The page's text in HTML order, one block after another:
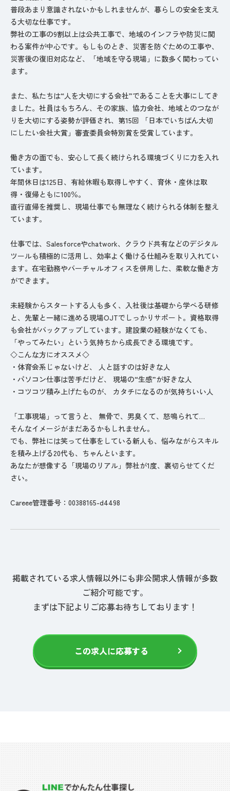
普段あまり意識されないかもしれませんが、暮らしの安全を支え
る大切な仕事です。
弊社の工事の9割以上は公共工事で、地域のインフラや防災に関
わる案件が中心です。もしものとき、災害を防ぐための工事や、
災害後の復旧対応など、「地域を守る現場」に数多く関わってい
ます。
また、私たちは“人を大切にする会社”であることを大事にしてき
ました。社員はもちろん、その家族、協力会社、地域とのつなが
りを大切にする姿勢が評価され、第15回 「日本でいちばん大切
にしたい会社大賞」審査委員会特別賞を受賞しています。
働き方の面でも、安心して長く続けられる環境づくりに力を入れ
ています。
年間休日は125日、有給休暇も取得しやすく、育休・産休は取
得・復帰ともに100％。
直行直帰を推奨し、現場仕事でも無理なく続けられる体制を整え
ています。
仕事では、Salesforceやchatwork、クラウド共有などのデジタル
ツールも積極的に活用し、効率よく働ける仕組みを取り入れてい
ます。在宅勤務やバーチャルオフィスを併用した、柔軟な働き方
ができます。
未経験からスタートする人も多く、入社後は基礎から学べる研修
と、先輩と一緒に進める現場OJTでしっかりサポート。資格取得
も会社がバックアップしています。建設業の経験がなくても、
「やってみたい」という気持ちから成長できる環境です。
◇こんな方にオススメ◇
・体育会系じゃないけど、 人と話すのは好きな人
・パソコン仕事は苦手だけど、 現場の“生感”が好きな人
・コツコツ積み上げたものが、 カタチになるのが気持ちいい人
「工事現場」って言うと、 無骨で、男臭くて、怒鳴られて…
そんなイメージがまだあるかもしれません。
でも、弊社には笑って仕事をしている新人も、悩みながらスキル
を積み上げる20代も、ちゃんといます。
あなたが想像する「現場のリアル」弊社が1度、裏切らせてくだ
さい。
Careee管理番号：00388165-d4498
掲載されている求人情報以外にも非公開求人情報が多数
ご紹介可能です。
まずは下記よりご応募お待ちしております！
この求人に応募する